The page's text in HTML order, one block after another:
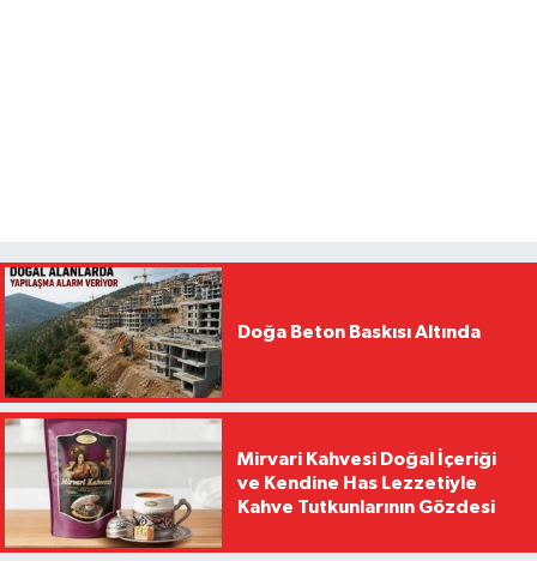
Doğa Beton Baskısı Altında
Mirvari Kahvesi Doğal İçeriği
ve Kendine Has Lezzetiyle
Kahve Tutkunlarının Gözdesi